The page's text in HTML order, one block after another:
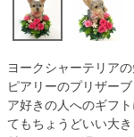
ヨークシャーテリア
ピアリーのプリザー
ア好きの人へのギフ
てもちょうどいい大